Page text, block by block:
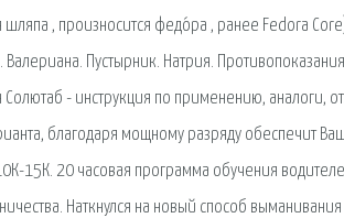
, произносится федо́ра , ранее Fedora
Пустырник. Натрия.
- инструкция по применению, аналоги,
благодаря мощному разряду обеспечит
15К. 20 часовая программа обучения
Наткнулся на новый способ